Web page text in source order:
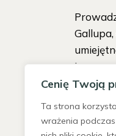
Cenię Twoją
Ta strona
wrażenia
i